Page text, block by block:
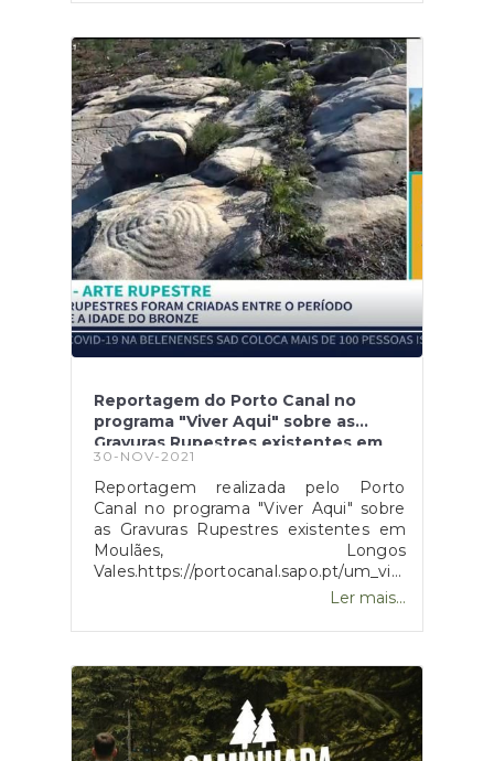
3IPdX_6pUcp09AZ155G5jNg0Bh9jy6zahmosZ3EQ
minho-ponte-de-lima-cerveira-e-
Reportagem do Porto Canal no
programa "Viver Aqui" sobre as
Gravuras Rupestres existentes em
Moulães, Longos Vales
30-NOV-2021
Reportagem realizada pelo Porto
Canal no programa "Viver Aqui" sobre
as Gravuras Rupestres existentes em
Moulães, Longos
Vales.https://portocanal.sapo.pt/um_video/
42:08)https://fb.watch/9M_LIHqNbT/https://
Ler mais...